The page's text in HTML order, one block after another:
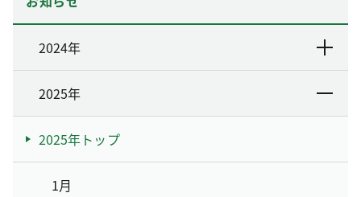
2024年
2025年
2025年トップ
1月